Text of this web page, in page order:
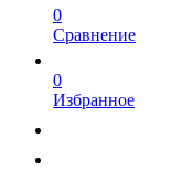
0
Сравнение
0
Избранное